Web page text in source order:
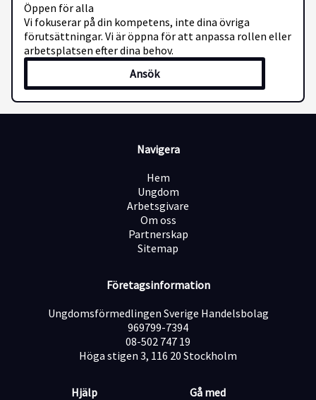
Öppen för alla
Vi fokuserar på din kompetens, inte dina övriga
förutsättningar. Vi är öppna för att anpassa rollen eller
arbetsplatsen efter dina behov.
Ansök
Navigera
Hem
Ungdom
Arbetsgivare
Om oss
Partnerskap
Sitemap
Företagsinformation
Ungdomsförmedlingen Sverige Handelsbolag
969799-7394
08-502 747 19
Höga stigen 3, 116 20 Stockholm
Hjälp
Gå med